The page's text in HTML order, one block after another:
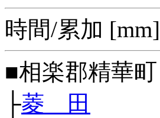
時間/累加 [mm]
■相楽郡精華町
├菱 田